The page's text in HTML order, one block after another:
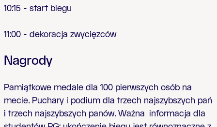
10:15 - start biegu
11:00 - dekoracja zwycięzców
Nagrody
Pamiątkowe medale dla 100 pierwszych osób na
mecie. Puchary i podium dla trzech najszybszych pań
i trzech najszybszych panów.Ważna informacja dla